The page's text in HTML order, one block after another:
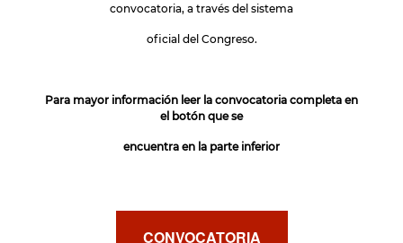
convocatoria, a través del sistema
oficial del Congreso.
Para mayor información leer la convocatoria completa en
el botón que se
encuentra en la parte inferior
CONVOCATORIA